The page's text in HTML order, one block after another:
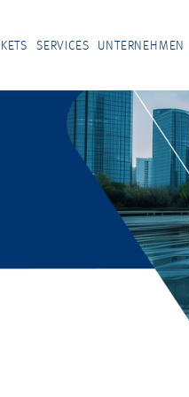
SERVICES UNTERNEHMEN